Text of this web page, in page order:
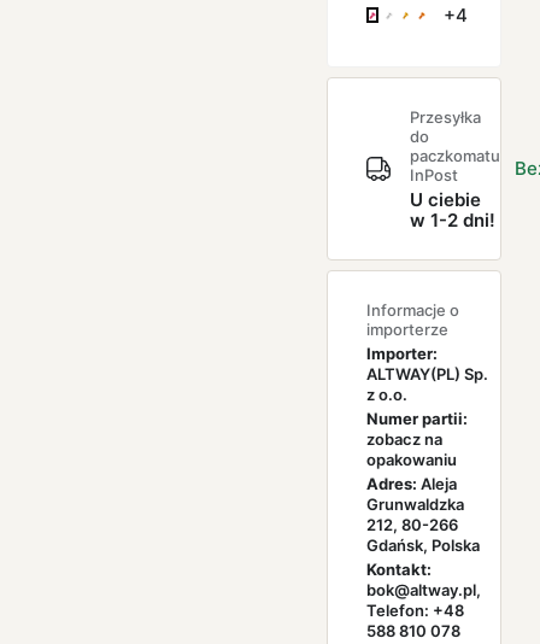
+4
Przesyłka
do
paczkomatu
InPost
U ciebie
w 1-2 dni!
Informacje o
importerze
Importer:
ALTWAY(PL) Sp.
z o.o.
Numer partii:
zobacz na
opakowaniu
Adres: Aleja
Grunwaldzka
212, 80-266
Gdańsk, Polska
Kontakt:
bok@altway.pl,
Telefon: +48
588 810 078